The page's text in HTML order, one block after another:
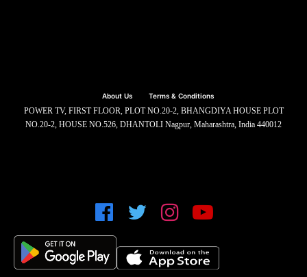
About Us Terms & Conditions
POWER TV, FIRST FLOOR, PLOT NO.20-2, BHANGDIYA HOUSE PLOT
NO.20-2, HOUSE NO.526, DHANTOLI Nagpur, Maharashtra, India 440012